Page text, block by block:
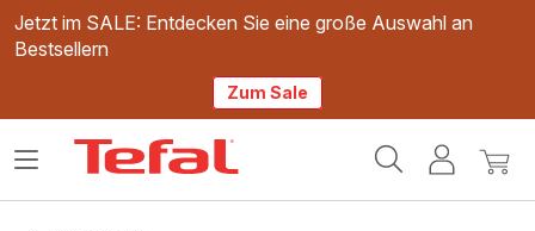
Jetzt im SALE: Entdecken Sie eine große Auswahl an
Bestsellern
Zum Sale
Mein
Mein
Das